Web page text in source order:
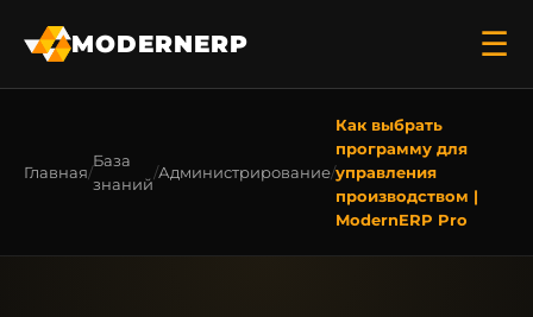
MODERNERP ☰
Главная
База
знаний
Администрирование
Как выбрать
программу для
управления
производством |
ModernERP Pro